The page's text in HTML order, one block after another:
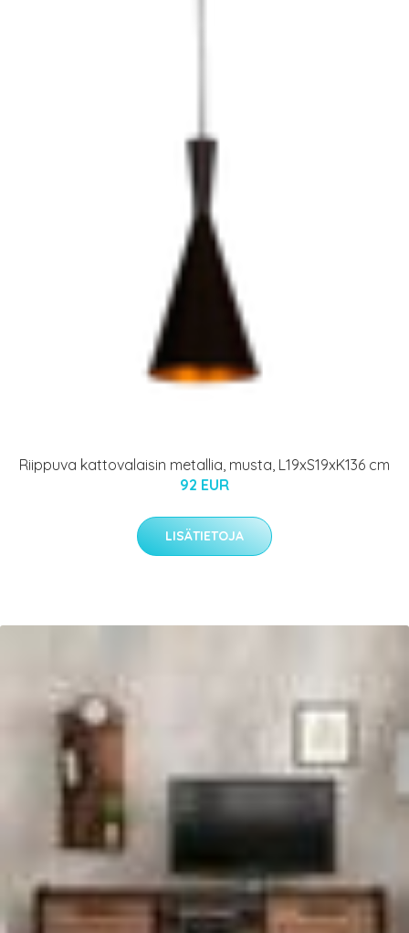
Riippuva kattovalaisin metallia, musta, L19xS19xK136 cm
92 EUR
LISÄTIETOJA